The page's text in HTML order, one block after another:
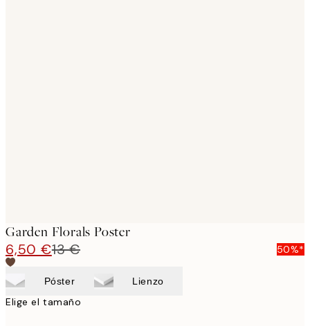
Garden Florals Poster
6,50 €13 € 50%*
Póster Lienzo
Elige el tamaño